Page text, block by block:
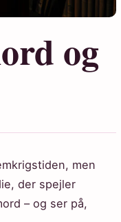
og
men
der spejler
– og ser på,